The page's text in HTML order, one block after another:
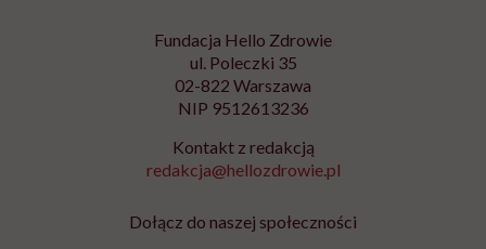
Fundacja Hello Zdrowie
ul. Poleczki 35
02-822 Warszawa
NIP 9512613236
Kontakt z redakcją
redakcja@hellozdrowie.pl
Dołącz do naszej społeczności